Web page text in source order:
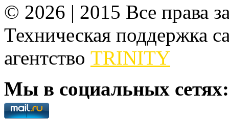
© 2026 | 2015 Все права
Техническая поддержка
агентство TRINITY
Мы в социальных сетях: